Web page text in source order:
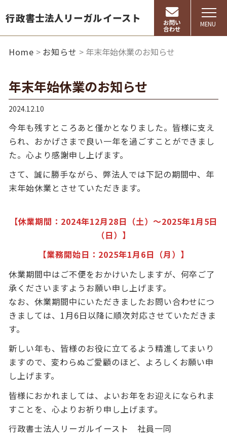
行政書士法人リーガルイースト
お問い
合わせ
MENU
Home お知らせ 年末年始休業のお知らせ
年末年始休業のお知らせ
2024.12.10
今年も残すところあと僅かとなりました。皆様に支え
られ、おかげさまで良い一年を過ごすことができまし
た。心より感謝申し上げます。
さて、誠に勝手ながら、弊法人では下記の期間中、年
末年始休業とさせていただきます。
【休業期間：2024年12月28日（土）～2025年1月5日
（日）】
【業務開始日：2025年1月6日（月）】
休業期間中はご不便をおかけいたしますが、何卒ご了
承くださいますようお願い申し上げます。
なお、休業期間中にいただきましたお問い合わせにつ
きましては、1月6日以降に順次対応させていただきま
す。
新しい年も、皆様のお役に立てるよう精進してまいり
ますので、変わらぬご愛顧のほど、よろしくお願い申
し上げます。
皆様におかれましては、よいお年をお迎えになられま
すことを、心よりお祈り申し上げます。
行政書士法人リーガルイースト 社員一同